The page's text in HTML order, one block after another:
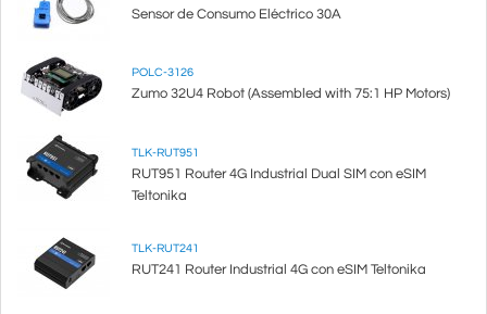
Sensor de Consumo Eléctrico 30A
POLC-3126
Zumo 32U4 Robot (Assembled with 75:1 HP Motors)
TLK-RUT951
RUT951 Router 4G Industrial Dual SIM con eSIM
Teltonika
TLK-RUT241
RUT241 Router Industrial 4G con eSIM Teltonika